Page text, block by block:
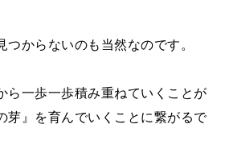
つからないのも当然なのです。
ら一歩一歩積み重ねていくことが
芽』を育んでいくことに繋がるで